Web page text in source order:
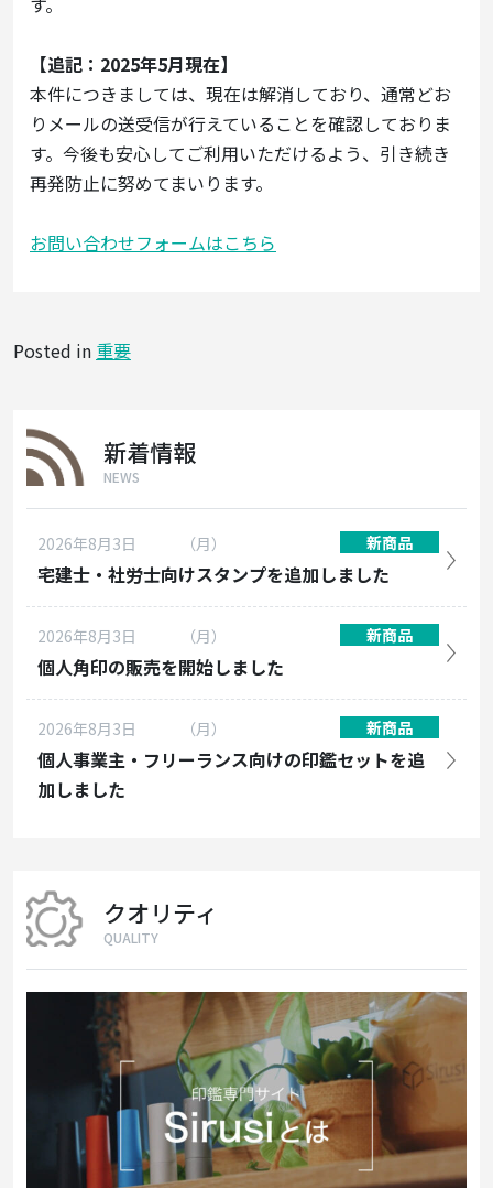
【追記：2025年5月現在】
本件につきましては、現在は解消しており、通常どお
りメールの送受信が行えていることを確認しておりま
す。今後も安心してご利用いただけるよう、引き続き
再発防止に努めてまいります。
お問い合わせフォームはこちら
Posted in 重要
新着情報
NEWS
2026年8月3日 （月） 新商品
宅建士・社労士向けスタンプを追加しました
2026年8月3日 （月） 新商品
個人角印の販売を開始しました
2026年8月3日 （月） 新商品
個人事業主・フリーランス向けの印鑑セットを追
加しました
クオリティ
QUALITY